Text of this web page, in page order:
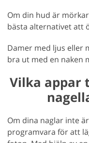
Om din hud är
bästa alternativet att
Damer med ljus eller
bra ut med en naken
Vilka appar
Om dina naglar inte
programvara för att